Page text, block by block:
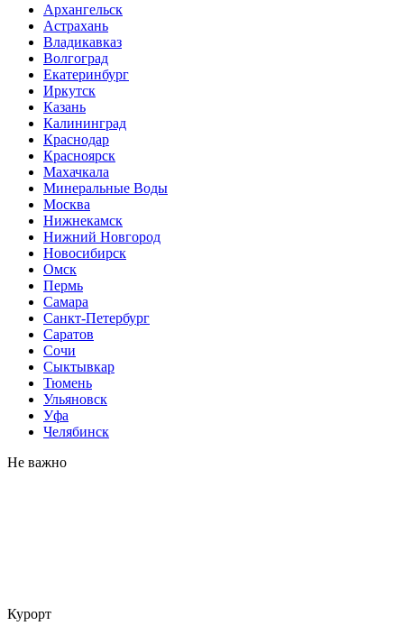
Архангельск
Астрахань
Владикавказ
Волгоград
Екатеринбург
Иркутск
Казань
Калининград
Краснодар
Красноярск
Махачкала
Минеральные Воды
Москва
Нижнекамск
Нижний Новгород
Новосибирск
Омск
Пермь
Самара
Санкт-Петербург
Саратов
Сочи
Сыктывкар
Тюмень
Ульяновск
Уфа
Челябинск
Не важно
Курорт